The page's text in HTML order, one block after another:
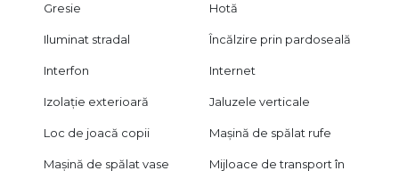
Gresie Hotă
Iluminat stradal Încălzire prin pardoseală
Interfon Internet
Izolație exterioară Jaluzele verticale
Loc de joacă copii Mașină de spălat rufe
Mașină de spălat vase Mijloace de transport în